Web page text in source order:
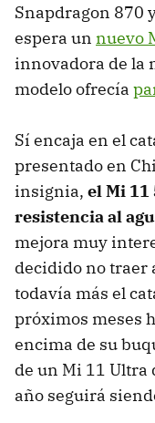
Snapdragon 870
espera un nuevo
innovadora de la
modelo ofrecía
Sí encaja en el
presentado en
insignia, el Mi 11
resistencia al
mejora muy
decidido no traer
todavía más el
próximos meses
encima de su
de un Mi 11 Ultra
año seguirá